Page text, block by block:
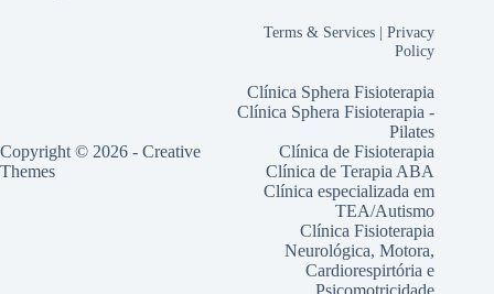
Copyright © 2026 - Creative
Themes
Terms & Services |Privacy
Policy
Clínica Sphera Fisioterapia
Clínica Sphera Fisioterapia -
Pilates
Clínica de Fisioterapia
Clínica de Terapia ABA
Clínica especializada em
TEA/Autismo
Clínica Fisioterapia
Neurológica, Motora,
Cardiorespirtória e
Psicomotricidade